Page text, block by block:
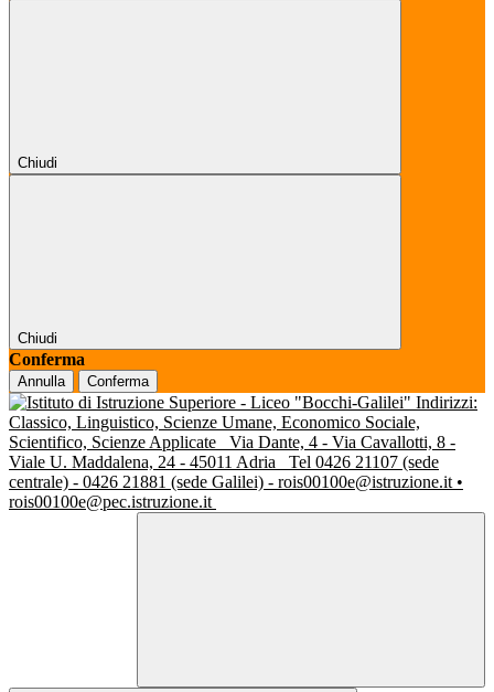
Chiudi
Chiudi
Conferma
Annulla Conferma
Indirizzi:
Classico, Linguistico, Scienze Umane, Economico Sociale,
Scientifico, Scienze Applicate
Via Dante, 4 - Via Cavallotti, 8 -
Viale U. Maddalena, 24 - 45011 Adria
Tel 0426 21107 (sede
centrale) - 0426 21881 (sede Galilei) - rois00100e@istruzione.it •
rois00100e@pec.istruzione.it